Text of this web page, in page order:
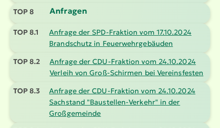
TOP 8 Anfragen
TOP 8.1
Anfrage der SPD-Fraktion vom 17.10.2024
Brandschutz in Feuer­wehr­ge­bäuden
TOP 8.2
Anfrage der CDU-Fraktion vom 24.10.2024
Verleih von Groß-Schirmen bei Vereins­festen
TOP 8.3
Anfrage der CDU-Fraktion vom 24.10.2024
Sachstand "Baustellen-Verkehr" in der
Großge­meinde